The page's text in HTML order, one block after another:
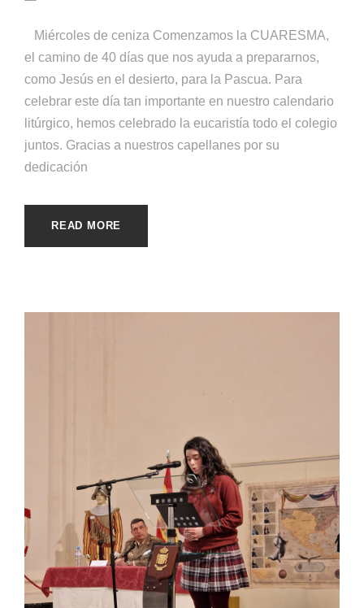
Miércoles de ceniza Comenzamos la CUARESMA,
el camino de 40 días que nos ayuda a prepararnos,
como Jesús en el desierto, para la Pascua. Para
celebrar este día tan importante en nuestro calendario
litúrgico, hemos celebrado la eucaristía todo el colegio
juntos. Gracias a nuestros capellanes por su
dedicación
READ MORE